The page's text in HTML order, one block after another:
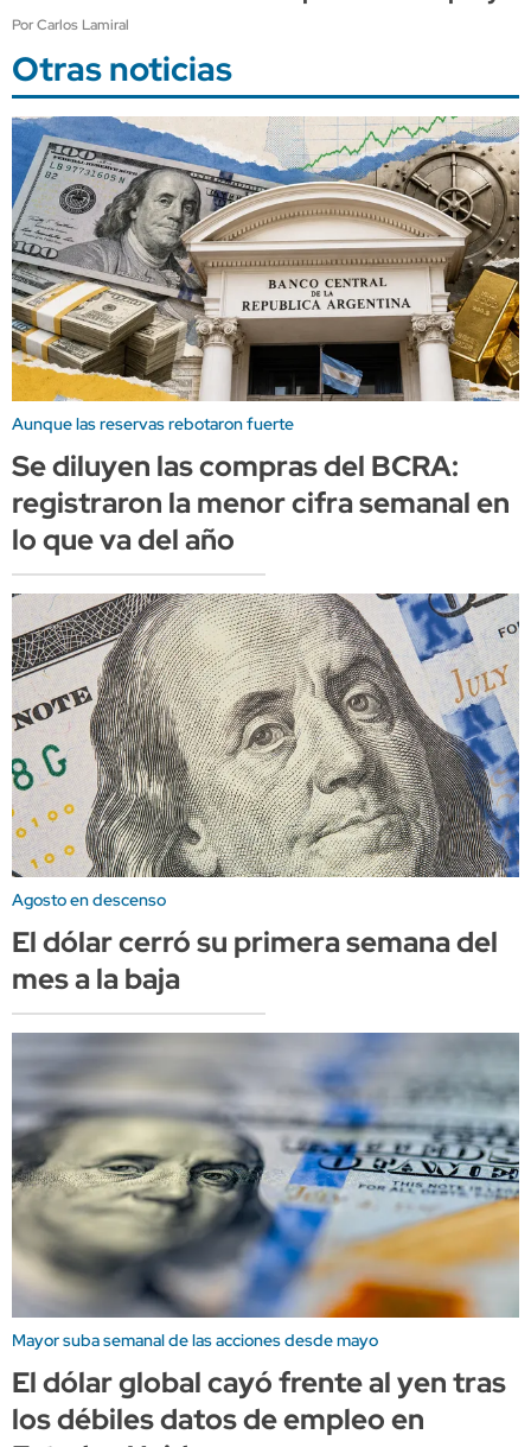
Por Carlos Lamiral
Otras noticias
Aunque las reservas rebotaron fuerte
Se diluyen las compras del BCRA:
registraron la menor cifra semanal en
lo que va del año
Agosto en descenso
El dólar cerró su primera semana del
mes a la baja
Mayor suba semanal de las acciones desde mayo
El dólar global cayó frente al yen tras
los débiles datos de empleo en